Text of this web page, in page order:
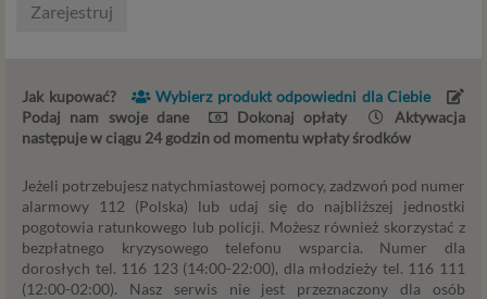
Zarejestruj
Jak kupować?
Wybierz produkt odpowiedni dla Ciebie
Podaj nam swoje dane
Dokonaj opłaty
Aktywacja
następuje w ciągu 24 godzin od momentu wpłaty środków
Jeżeli potrzebujesz natychmiastowej pomocy, zadzwoń pod numer
alarmowy 112 (Polska) lub udaj się do najbliższej jednostki
pogotowia ratunkowego lub policji. Możesz również skorzystać z
bezpłatnego kryzysowego telefonu wsparcia. Numer dla
dorosłych tel. 116 123 (14:00-22:00), dla młodzieży tel. 116 111
(12:00-02:00). Nasz serwis nie jest przeznaczony dla osób
Rozporządzenie Parlamentu Europejskiego i Rady (UE)
osobowych i w sprawie swobodnego przepływu takich
danych oraz uchylenia dyrektywy 95/46/WE (określane
popularnie jako „RODO”). RODO obowiązywać będzie w
Europejskiej, a więc także w Polsce i wprowadza szereg
zmian w zasadach regulujących przetwarzanie danych
osobowych, które będą miały wpływ na wiele dziedzin
życia, w tym na korzystanie z usług internetowych, takich
jak między innymi usługi serwisu Psychorada.pl. W tej